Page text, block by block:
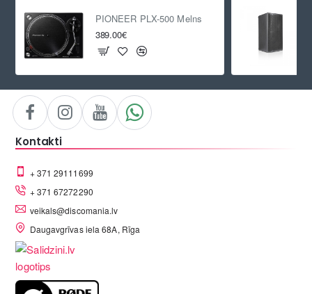
PIONEER PLX-500 Melns
389.00€
Kontakti
+ 371 29111699
+ 371 67272290
veikals@discomania.lv
Daugavgrīvas iela 68A, Rīga